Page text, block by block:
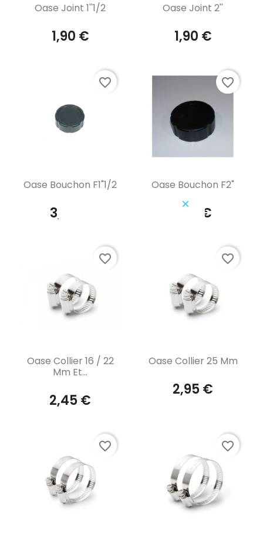
Aperçu rapide
Oase Joint 1''1/2
1,90 €
Aperçu rapide
Oase Joint 2''
1,90 €
Aperçu rapide
Oase Bouchon F1"1/2
3,70 €
favorite_border
Aperçu rapide
Oase Bouchon F2"
3,10 €
favorite_border
Aperçu rapide
Oase Collier 16 / 22
Mm Et...
2,45 €
favorite_border
Aperçu rapide
Oase Collier 25 Mm
2,95 €
favorite_border
favorite_border favorite_border